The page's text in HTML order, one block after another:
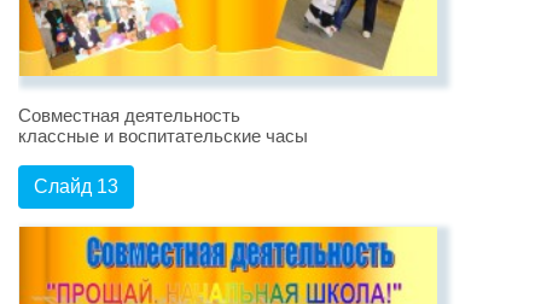
Совместная деятельность
классные и воспитательские часы
Слайд 13